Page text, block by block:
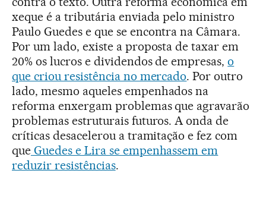
xeque é a tributária enviada pelo ministro
Paulo Guedes e que se encontra na Câmara.
Por um lado, existe a proposta de taxar em
20% os lucros e dividendos de empresas,o
que criou resistência no mercado. Por outro
lado, mesmo aqueles empenhados na
reforma enxergam problemas que agravarão
problemas estruturais futuros. A onda de
críticas desacelerou a tramitação e fez com
queGuedes e Lira se empenhassem em
reduzir resistências.